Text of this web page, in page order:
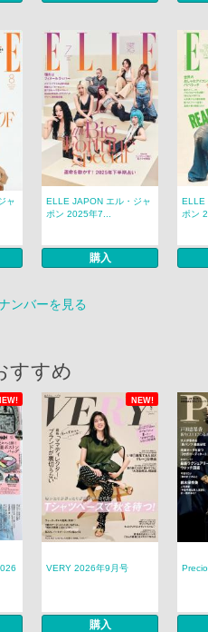
ャ
ELLE JAPON エル・ジャ
ポン 2025年7...
購入
ELLE
ポン
ンバーを見る
すすめ
NEW!
VERY 2026年9月号
購入